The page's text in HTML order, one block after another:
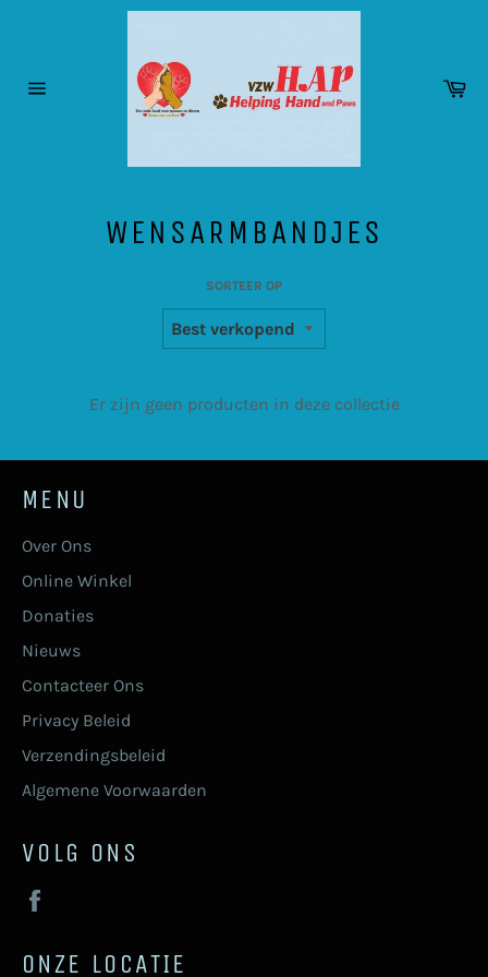
inhoud
Sitenavigatie
WENSARMBANDJES
SORTEER OP
Er zijn geen producten in deze collectie
MENU
Over Ons
Online Winkel
Donaties
Nieuws
Contacteer Ons
Privacy Beleid
Verzendingsbeleid
Algemene Voorwaarden
VOLG ONS
ONZE LOCATIE